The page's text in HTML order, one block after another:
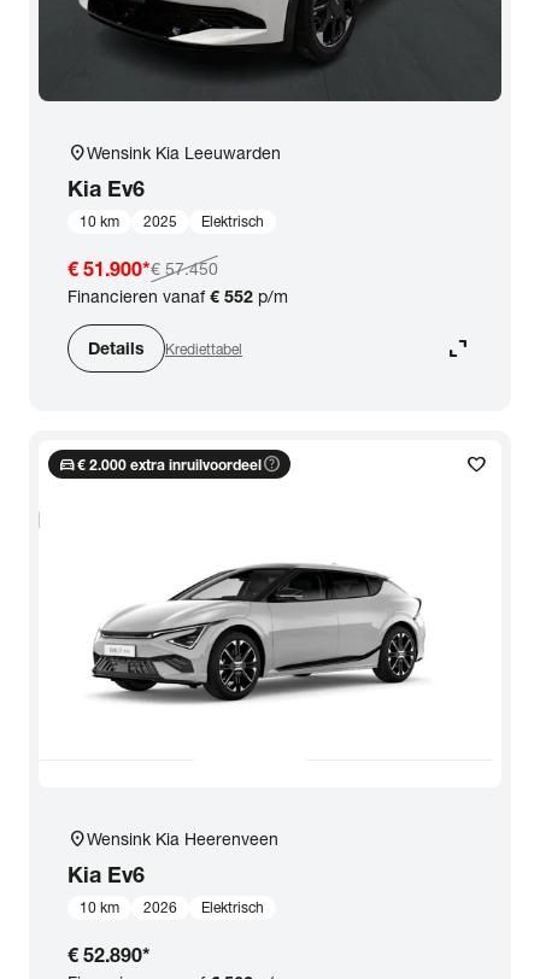
location_onWensink Kia Leeuwarden
Kia Ev6
10 km 2025 Elektrisch
€ 51.900*€ 57.450
Financieren vanaf€ 552 p/m
Details Krediettabel expand_content
favorite
directions_car€ 2.000 extra inruilvoordeelhelp_outline
location_onWensink Kia Heerenveen
Kia Ev6
10 km 2026 Elektrisch
€ 52.890*